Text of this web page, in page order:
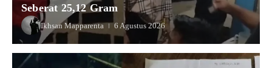
Seberat 25,12 Gram
Ikhsan Mapparenta 6 Agustus 2026